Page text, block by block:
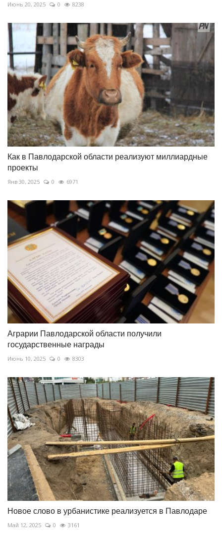
Июнь 20, 2025 0 8238
Как в Павлодарской области реализуют миллиардные
проекты
Янв 30, 2025 0 6971
Аграрии Павлодарской области получили
государственные награды
Июнь 10, 2025 0 8303
Новое слово в урбанистике реализуется в Павлодаре
Май 12, 2025 0 3161